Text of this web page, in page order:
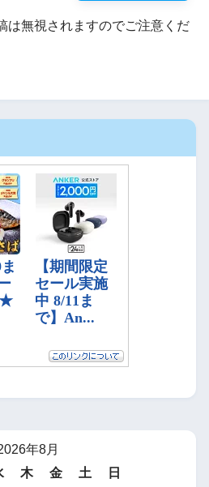
は無視されますのでご注意くだ
年8月
木 金 土
日